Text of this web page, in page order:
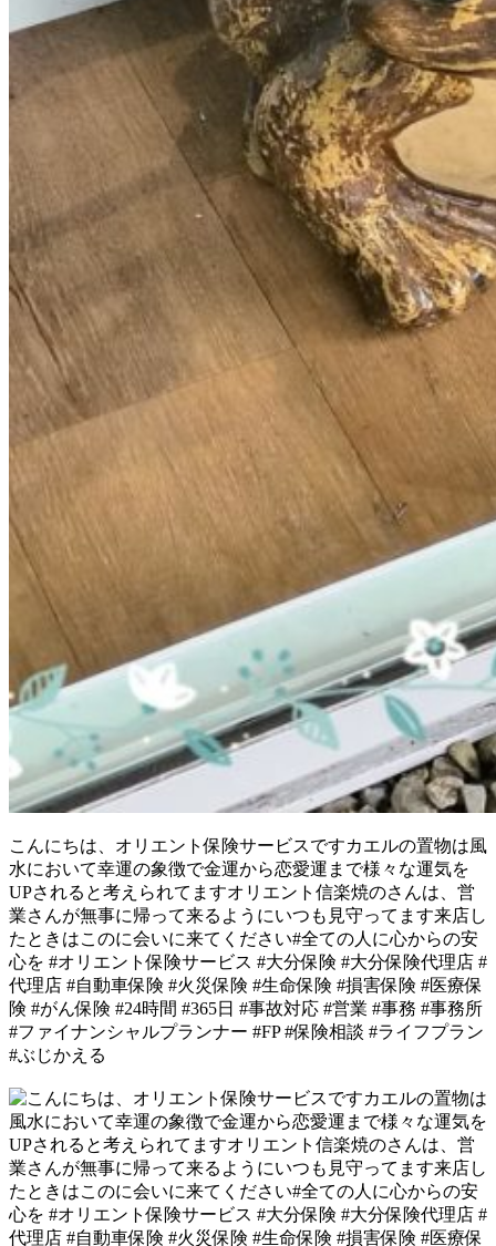
こんにちは、オリエント保険サービスですカエルの置物は風
水において幸運の象徴で金運から恋愛運まで様々な運気を
UPされると考えられてます️オリエント信楽焼のさんは、営
業さんが無事に帰って来るようにいつも見守ってます来店し
たときはこのに会いに来てください#全ての人に心からの安
心を #オリエント保険サービス #大分保険 #大分保険代理店 #
代理店 #自動車保険 #火災保険 #生命保険 #損害保険 #医療保
険 #がん保険 #24時間 #365日 #事故対応 #営業 #事務 #事務所
#ファイナンシャルプランナー #FP #保険相談 #ライフプラン
#ぶじかえる